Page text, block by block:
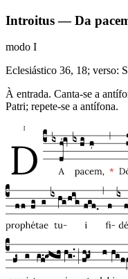
Introitus — Da
modo I
Eclesiástico 36, 18; verso:
À entrada. Canta-se a
Patri; repete-se a antífona.